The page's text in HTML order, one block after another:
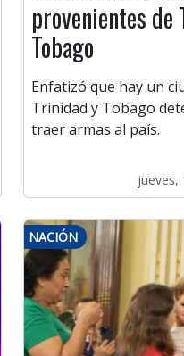
provenientes
Tobago
Enfatizó que hay un
Trinidad y Tobago
traer armas al país.
jueves,
NACIÓN